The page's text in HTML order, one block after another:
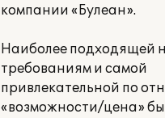
компании «Булеан».
Наиболее подходящей
требованиям и самой
привлекательной по
«возможности/цена»